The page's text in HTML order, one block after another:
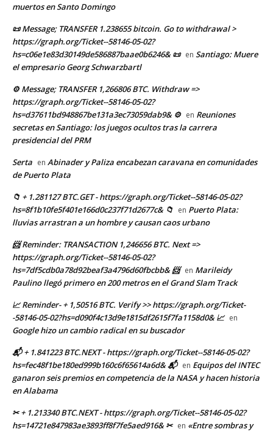
muertos en Santo Domingo
📜 Message; TRANSFER 1.238655 bitcoin. Go to withdrawal >
https://graph.org/Ticket--58146-05-02?
hs=c06e1e83d30149de586887baae0b6246& 📜 en Santiago: Muere
el empresario Georg Schwarzbartl
⚙ Message; TRANSFER 1,266806 BTC. Withdraw =>
https://graph.org/Ticket--58146-05-02?
hs=d37611bd948867be131a3ec73059dab9& ⚙ en Reuniones
secretas en Santiago: los juegos ocultos tras la carrera
presidencial del PRM
Serta en Abinader y Paliza encabezan caravana en comunidades
de Puerto Plata
📁 + 1.281127 BTC.GET - https://graph.org/Ticket--58146-05-02?
hs=8f1b10fe5f401e166d0c237f71d2677c& 📁 en Puerto Plata:
lluvias arrastran a un hombre y causan caos urbano
📨 Reminder: TRANSACTION 1,246656 BTC. Next =>
https://graph.org/Ticket--58146-05-02?
hs=7df5cdb0a78d92beaf3a4796d60fbcbb& 📨 en Marileidy
Paulino llegó primero en 200 metros en el Grand Slam Track
📈 Reminder- + 1,50516 BTC. Verify >> https://graph.org/Ticket-
-58146-05-02?hs=d090f4c13d9e1815df2615f7fa1158d0& 📈 en
Google hizo un cambio radical en su buscador
📬 + 1.841223 BTC.NEXT - https://graph.org/Ticket--58146-05-02?
hs=fec48f1be180ed999b160c6f65614a6d& 📬 en Equipos del INTEC
ganaron seis premios en competencia de la NASA y hacen historia
en Alabama
✂ + 1.213340 BTC.NEXT - https://graph.org/Ticket--58146-05-02?
hs=14721e847983ae3893ff8f7fe5aed916& ✂ en «Entre sombras y